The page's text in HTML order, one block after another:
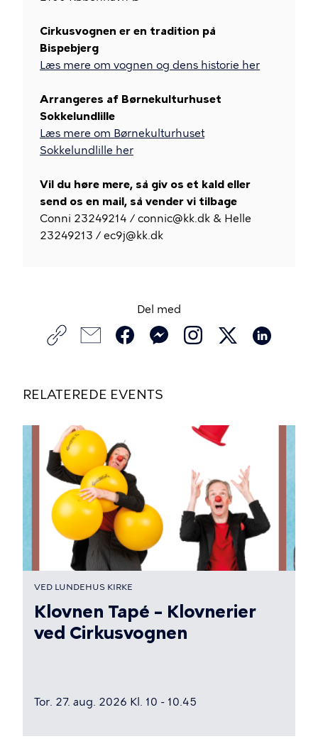
Cirkusvognen er en tradition på
Bispebjerg
Læs mere om vognen og dens historie her
Arrangeres af Børnekulturhuset
Sokkelundlille
Læs mere om Børnekulturhuset
Sokkelundlille her
Vil du høre mere, så giv os et kald eller
send os en mail, så vender vi tilbage
Conni 23249214 / connic@kk.dk & Helle
23249213 / ec9j@kk.dk
Del med
RELATEREDE EVENTS
VED LUNDEHUS KIRKE
Klovnen Tapé – Klovnerier
ved Cirkusvognen
Tor. 27. aug. 2026 Kl. 10 - 10.45